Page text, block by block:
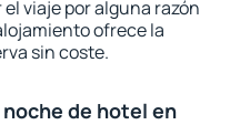
viaje por alguna razón
ofrece la
sin coste.
de hotel en